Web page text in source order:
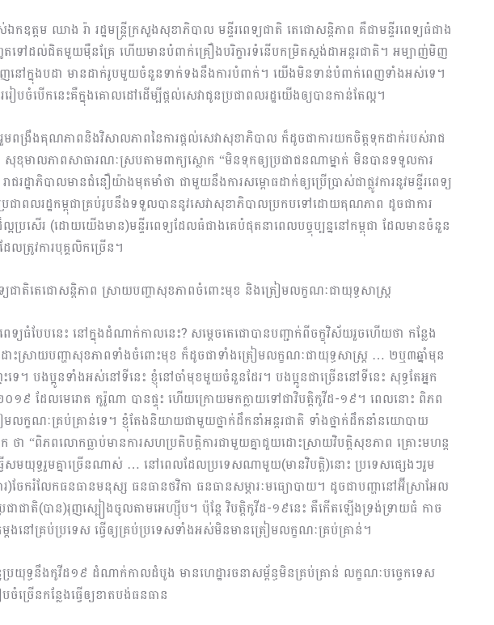
ឧត្តម ឈាង រ៉ា រដ្ឋមន្រ្តីក្រសួងសុខាភិបាល មន្ទីរពេទ្យជាតិ តេជោសន្ដិភាព គឺជាមន្ទីរពេទ្យធំជាង
ទៅដល់ជិតមួយម៉ឺនគ្រែ ហើយមានបំពាក់គ្រឿងបរិក្ខារទំនើបកម្រិតស្ដង់ដាអន្តរជាតិ​។ អម្បាញ់មិញ
ៅក្នុងបដា មានដាក់រូបមួយចំនួនទាក់ទងនឹងការបំពាក់។ យើងមិនទាន់បំពាក់ពេញទាំងអស់ទេ។
ៀបចំបើកនេះគឺក្នុងគោលដៅដើម្បីផ្ដ​ល់សេវាជូនប្រជាពលរដ្ឋយើងឲ្យបានកាន់តែល្អ។
មពង្រឹងគុណភាពនិងវិសាលភាពនៃការផ្ដល់សេវាសុខាភិបាល ក៏ដូចជាការយកចិត្តទុកដាក់របស់រាជ
សុខុមាលភាពសាធារណៈស្របតាមពាក្យស្លោក “មិនទុកឲ្យប្រជាជនណាម្នាក់ មិនបានទទួលការ
ជរដ្ឋាភិបាលមានជំនឿយ៉ាងមុតមាំថា ជាមួយនឹងការសម្ពោធដាក់ឲ្យប្រើប្រាស់ជាផ្លូវការនូវមន្ទីរពេទ្យ
រជាពល​រដ្ឋកម្ពុជាគ្រប់រូបនឹងទទួលបាននូវសេវាសុខាភិបាលប្រកបទៅដោយគុណភាព ដូចជាការ
ប្រសើរ (ដោយយើងមាន)មន្ទីរពេទ្យដែលធំជាងគេបំផុតនាពេលបច្ចុប្បន្ននៅកម្ពុជា ដែលមានចំនួន
ត្រូវការបុគ្គលិកច្រើន។
យជាតិតេជោសន្ដិភាព ស្រាយបញ្ហាសុខភាពចំពោះមុខ និងត្រៀមលក្ខណៈជាយុទ្ធសាស្ត្រ
ទ្យធំបែបនេះ នៅក្នុងដំណាក់កាលនេះ? សម្ដេចតេជោបានបញ្ជាក់ពីចក្ខុវិស័យរួចហើយថា កន្លែង
ោះស្រាយបញ្ហាសុខភាពទាំងចំពោះមុខ ក៏ដូចជាទាំងត្រៀមលក្ខណៈជាយុទ្ធសាស្រ្ត … ២ឬ៣ឆ្នាំមុន
ទេ។ បងប្អូនទាំងអស់នៅទីនេះ ខ្ញុំនៅចាំមុខមួយចំនួនដែរ។ បងប្អូនជាច្រើននៅទីនេះ សុទ្ធតែអ្នក
០១៩ ដែលមេរោគ កូរ៉ូណា បានផ្ទុះ ហើយក្រោយមកក្លាយទៅជាវិបត្តិកូវីដ-១៩។ ពេលនោះ ពិភព
ក្ខណៈគ្រប់គ្រាន់ទេ។ ខ្ញុំតែងនិយាយជាមួយថ្នាក់ដឹកនាំអន្តរជាតិ ទាំងថ្នាក់​ដឹកនាំនយោបាយ
ា “ពិភពលោកធ្លាប់មានការសហប្រតិបត្តិការជា​មួយគ្នាជួយដោះស្រាយវិបត្តិសុខភាព គ្រោះមហន្ត
ើសមយុទ្ធរួមគ្នាច្រើនណាស់​ … នៅពេលដែលប្រទេសណាមួយ(មានវិបត្តិ)នោះ ប្រទេសផ្សេងៗរួម
)ចែករំលែកធនធានមនុស្ស ធនធានថវិកា ធនធានសម្ភារៈមធ្យោបាយ។ ដូចជាបញ្ហានៅអ៊ីស្រាអែល
ជាជាតិ(បាន)រុញស្បៀងចូលតាមអេហ្ស៊ីប។ ប៉ុន្តែ វិបត្តិកូវីដ-១៩នេះ គឺកើតឡើងទ្រង់​ទ្រាយធំ កាច
ដងនៅគ្រប់ប្រទេស ធ្វើឲ្យគ្រប់ប្រទេសទាំងអស់មិនមានត្រៀមលក្ខណៈគ្រប់គ្រាន់។
រយុទ្ធនឹងកូវីដ១៩ ដំណាក់កាលដំបូង មានហេដ្ឋារចនាសម្ព័ន្ធមិនគ្រប់គ្រាន់ លក្ខណៈបច្ចេកទេស
រើនកន្លែងធ្វើឲ្យខាតបង់ធនធាន